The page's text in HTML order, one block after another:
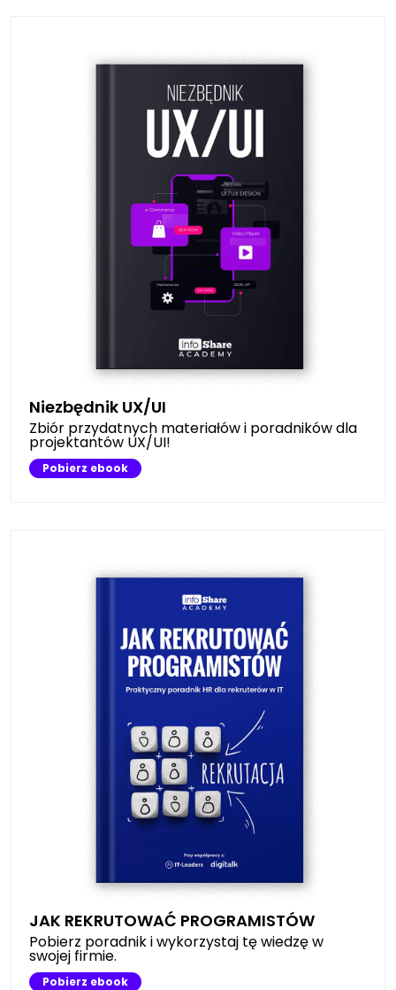
Niezbędnik UX/UI
Zbiór przydatnych materiałów i poradników dla
projektantów UX/UI!
Pobierz ebook
JAK REKRUTOWAĆ PROGRAMISTÓW
Pobierz poradnik i wykorzystaj tę wiedzę w
swojej firmie.
Pobierz ebook